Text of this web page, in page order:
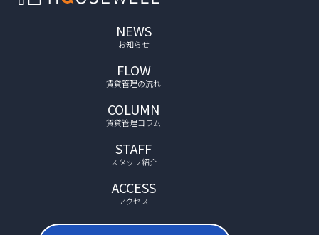
NEWS
お知らせ
FLOW
賃貸管理の流れ
COLUMN
賃貸管理コラム
STAFF
スタッフ紹介
ACCESS
アクセス